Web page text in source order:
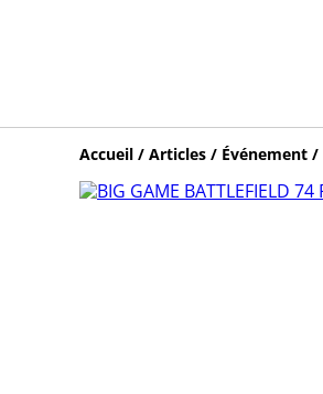
Accueil / Articles / Événement /